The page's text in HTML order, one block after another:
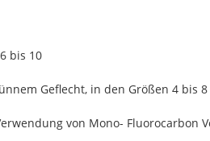
bis 10
Geflecht, in den Größen 4 bis 8
von Mono- Fluorocarbon